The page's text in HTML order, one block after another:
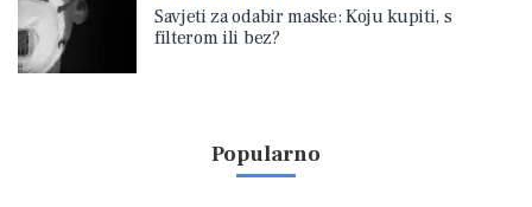
Savjeti za odabir maske: Koju kupiti, s
filterom ili bez?
Popularno